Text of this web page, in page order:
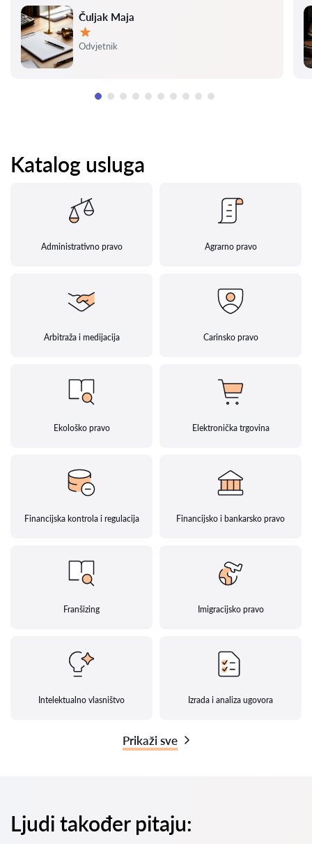
Čuljak Maja
Ocjena:
Odvjetnik
Katalog usluga
Administrativno pravo Agrarno pravo
Arbitraža i medijacija Carinsko pravo
Ekološko pravo Elektronička trgovina
Financijska kontrola i regulacija Financijsko i bankarsko pravo
Franšizing Imigracijsko pravo
Intelektualno vlasništvo Izrada i analiza ugovora
Prikaži sve
Ljudi također pitaju: